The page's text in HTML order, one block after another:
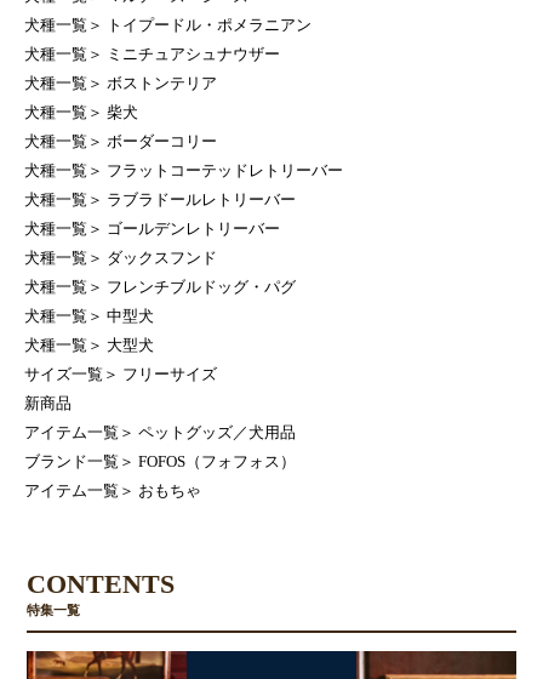
犬種一覧 ＞
トイプードル・ポメラニアン
犬種一覧 ＞
ミニチュアシュナウザー
犬種一覧 ＞ ボストンテリア
犬種一覧 ＞ 柴犬
犬種一覧 ＞ ボーダーコリー
犬種一覧 ＞ フラットコーテッドレトリーバー
犬種一覧 ＞ ラブラドールレトリーバー
犬種一覧 ＞ ゴールデンレトリーバー
犬種一覧 ＞ ダックスフンド
犬種一覧 ＞ フレンチブルドッグ・パグ
犬種一覧 ＞ 中型犬
犬種一覧 ＞ 大型犬
サイズ一覧 ＞ フリーサイズ
新商品
アイテム一覧 ＞ ペットグッズ／犬用品
ブランド一覧 ＞ FOFOS（フォフォス）
アイテム一覧 ＞ おもちゃ
CONTENTS
特集一覧